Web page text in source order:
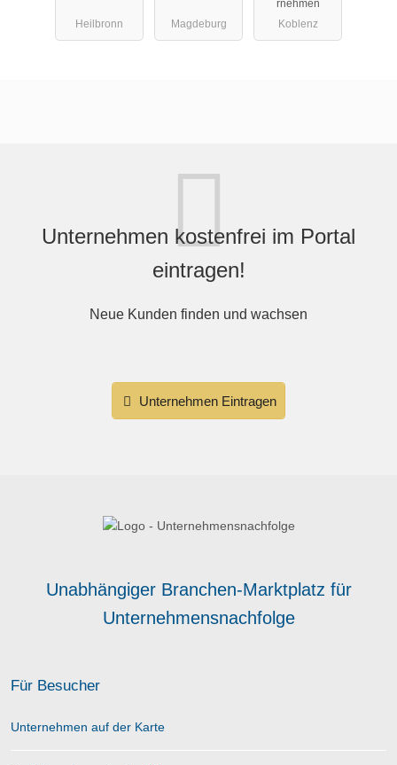
Heilbronn Magdeburg
in Rheinland
Pfalz
rnehmen
Koblenz
Unternehmen kostenfrei im Portal
eintragen!
Neue Kunden finden und wachsen
Unternehmen Eintragen
Unabhängiger Branchen-Marktplatz für
Unternehmensnachfolge
Für Besucher
Unternehmen auf der Karte